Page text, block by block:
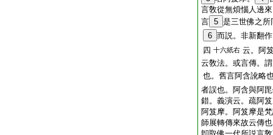
言敎從無煩惱人邊
言 5 是三世佛之所
6 而説。非新翻
四 十六紙右 云。阿
云敎法。或言傳。
也。舊言阿含訛略
者誤也。阿含與阿
錯。義演云。疏阿
阿笈摩。阿笈摩是
師展轉傳來故云傳